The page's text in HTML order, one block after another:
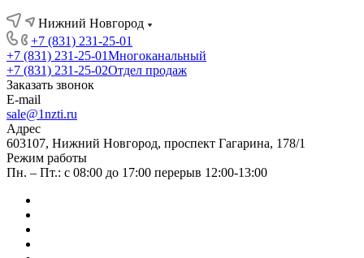
Нижний Новгород
+7 (831) 231-25-01
+7 (831) 231-25-01Многоканальный
+7 (831) 231-25-02Отдел продаж
Заказать звонок
E-mail
sale@1nzti.ru
Адрес
603107, Нижний Новгород, проспект Гагарина, 178/1
Режим работы
Пн. – Пт.: с 08:00 до 17:00 перерыв 12:00-13:00